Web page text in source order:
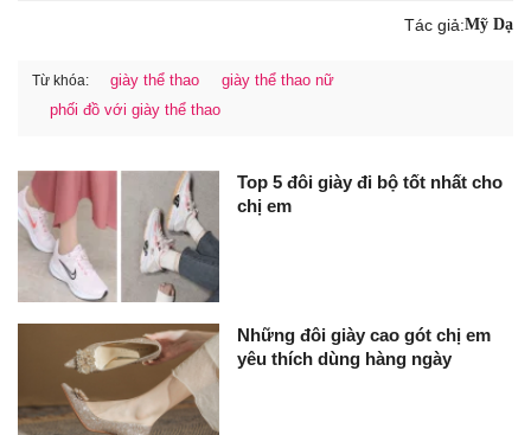
Tác giả:Mỹ Dạ
Từ khóa: giày thể thao
giày thể thao nữ
phối đồ với giày thể thao
Top 5 đôi giày đi bộ tốt nhất cho
chị em
Những đôi giày cao gót chị em
yêu thích dùng hàng ngày